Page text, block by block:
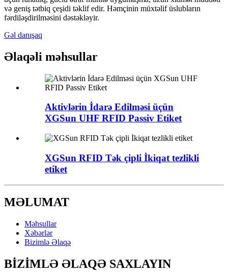
və geniş tətbiq çeşidi təklif edir. Həmçinin müxtəlif üslubların
fərdiləşdirilməsini dəstəkləyir.
Gəl danışaq
Əlaqəli məhsullar
Aktivlərin İdarə Edilməsi üçün
XGSun UHF RFID Passiv Etiket
XGSun RFID Tək çipli İkiqat tezlikli
etiket
MƏLUMAT
Məhsullar
Xəbərlər
Bizimlə Əlaqə
BİZİMLƏ ƏLAQƏ SAXLAYIN